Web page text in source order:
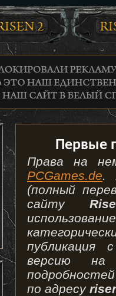
Первые
Права на
PCGames.de.
(полный
сайту
публикация
версию
по адресу